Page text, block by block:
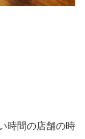
時間の店舗の時